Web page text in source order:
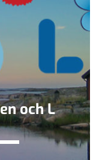
och L